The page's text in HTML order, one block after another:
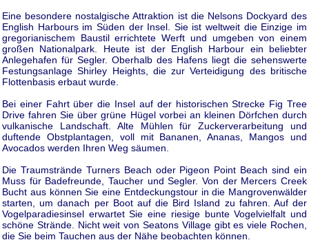
Eine besondere nostalgische Attraktion ist die Nelsons Dockyard des
English Harbours im Süden der Insel. Sie ist weltweit die Einzige im
gregorianischem Baustil errichtete Werft und umgeben von einem
großen Nationalpark. Heute ist der English Harbour ein beliebter
Anlegehafen für Segler. Oberhalb des Hafens liegt die sehenswerte
Festungsanlage Shirley Heights, die zur Verteidigung des britische
Flottenbasis erbaut wurde.
Bei einer Fahrt über die Insel auf der historischen Strecke Fig Tree
Drive fahren Sie über grüne Hügel vorbei an kleinen Dörfchen durch
vulkanische Landschaft. Alte Mühlen für Zuckerverarbeitung und
duftende Obstplantagen, voll mit Bananen, Ananas, Mangos und
Avocados werden Ihren Weg säumen.
Die Traumstrände Turners Beach oder Pigeon Point Beach sind ein
Muss für Badefreunde, Taucher und Segler. Von der Mercers Creek
Bucht aus können Sie eine Entdeckungstour in die Mangrovenwälder
starten, um danach per Boot auf die Bird Island zu fahren. Auf der
Vogelparadiesinsel erwartet Sie eine riesige bunte Vogelvielfalt und
schöne Strände. Nicht weit von Seatons Village gibt es viele Rochen,
die Sie beim Tauchen aus der Nähe beobachten können.